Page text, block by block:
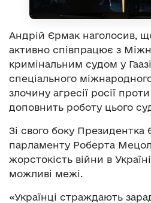
Андрій Єрмак наголосив,
активно співпрацює з
кримінальним судом у
спеціального
злочину агресії росії
доповнить роботу цього
Зі свого боку Президентка
парламенту Роберта
жорстокість війни в
можливі межі.
«Українці страждають